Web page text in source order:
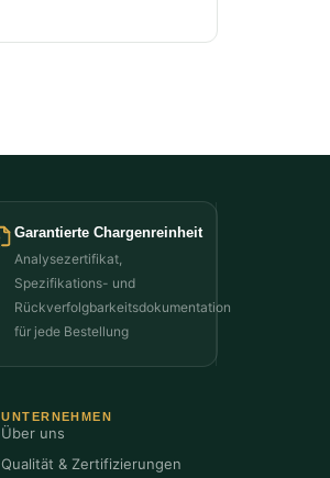
Garantierte Chargenreinheit
Analysezertifikat,
Spezifikations- und
Rückverfolgbarkeitsdokumentation
für jede Bestellung
UNTERNEHMEN
Über uns
Qualität & Zertifizierungen